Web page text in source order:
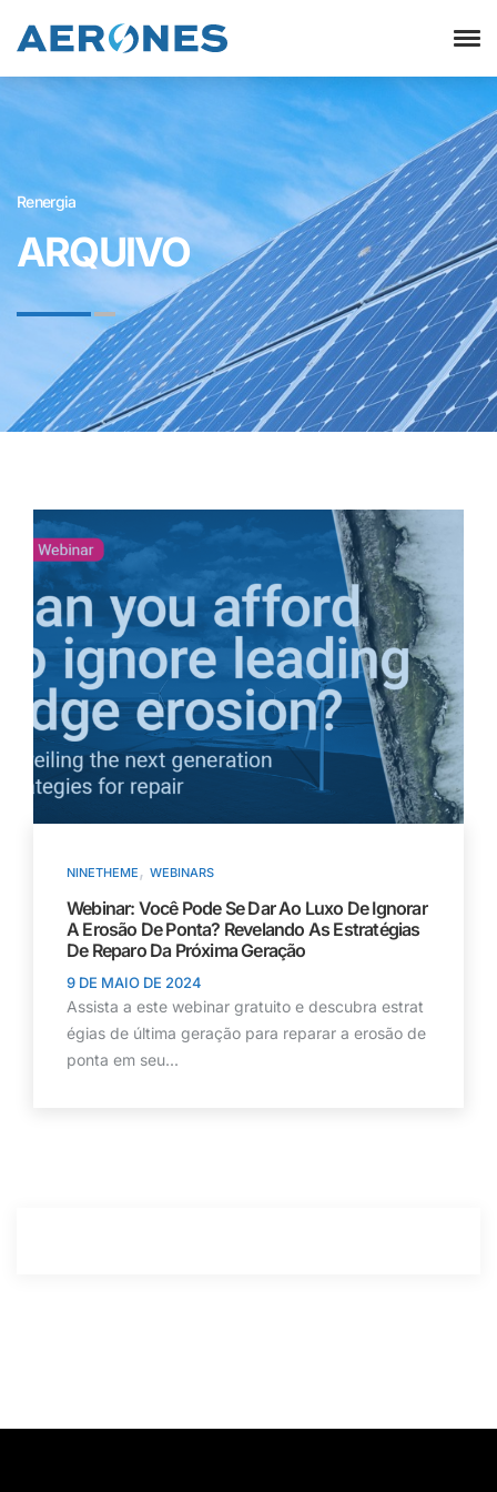
Renergia
ARQUIVO
NINETHEME , WEBINARS
Webinar: Você Pode Se Dar Ao Luxo De Ignorar
A Erosão De Ponta? Revelando As Estratégias
De Reparo Da Próxima Geração
9 DE MAIO DE 2024
Assista a este webinar gratuito e descubra estrat
égias de última geração para reparar a erosão de
ponta em seu...